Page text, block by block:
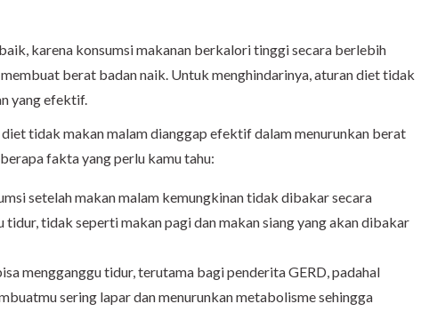
karena konsumsi makanan berkalori tinggi secara berlebih
berat badan naik. Untuk menghindarinya, aturan diet tidak
yang efektif.
diet tidak makan malam dianggap efektif dalam menurunkan berat
fakta yang perlu kamu tahu:
setelah makan malam kemungkinan tidak dibakar secara
tidur, tidak seperti makan pagi dan makan siang yang akan dibakar
mengganggu tidur, terutama bagi penderita GERD, padahal
sering lapar dan menurunkan metabolisme sehingga